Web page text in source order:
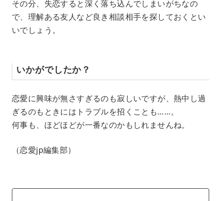
その分、失恋すると深く落ち込んでしまいがちなの
で、理解ある友人など良き相談相手を探しておくとい
いでしょう。
いかがでしたか？
恋愛に興味が無さすぎるのも寂しいですが、熱中し過
ぎるのもときにはトラブルを招くことも……。
何事も、ほどほどが一番なのかもしれませんね。
（恋愛jp編集部）